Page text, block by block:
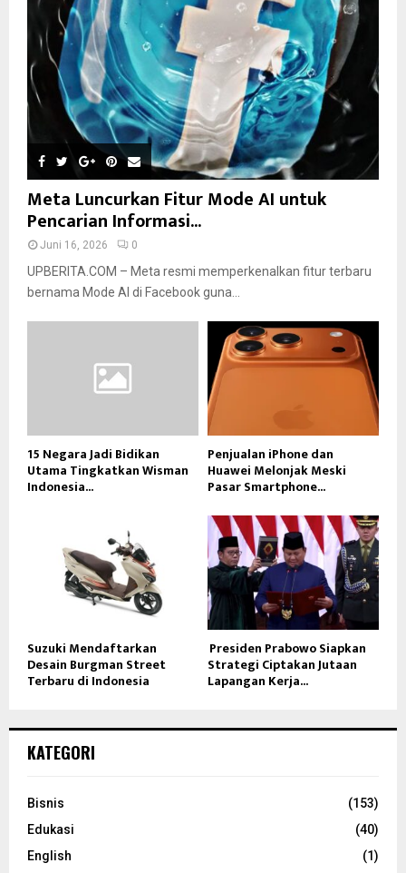
Meta Luncurkan Fitur Mode AI untuk
Pencarian Informasi...
Juni 16, 2026 0
UPBERITA.COM – Meta resmi memperkenalkan fitur terbaru
bernama Mode AI di Facebook guna...
15 Negara Jadi Bidikan
Utama Tingkatkan Wisman
Indonesia...
Penjualan iPhone dan
Huawei Melonjak Meski
Pasar Smartphone...
Suzuki Mendaftarkan
Desain Burgman Street
Terbaru di Indonesia
Presiden Prabowo Siapkan
Strategi Ciptakan Jutaan
Lapangan Kerja...
KATEGORI
Bisnis
(153)
Edukasi
(40)
English
(1)